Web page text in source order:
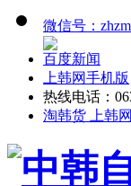
微信号：
百度新闻
上韩网手机版
热线电话：
淘韩货 上韩网